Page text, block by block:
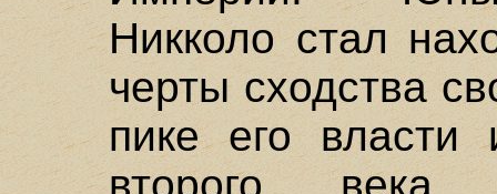
Никколо стал
черты сходства
пике его
второго